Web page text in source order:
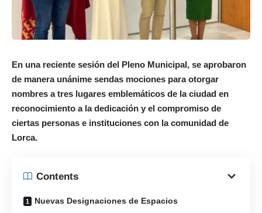
En una reciente sesión del Pleno Municipal, se aprobaron
de manera unánime sendas mociones para otorgar
nombres a tres lugares emblemáticos de la ciudad en
reconocimiento a la dedicación y el compromiso de
ciertas personas e instituciones con la comunidad de
Lorca.
Contents
Nuevas Designaciones de Espacios